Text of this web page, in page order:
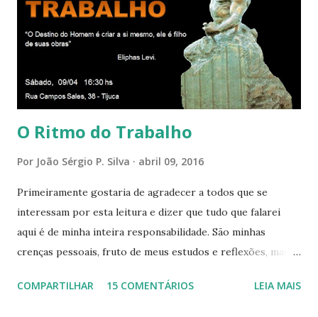
Presença que me envolve inteiramente Afirmo: Há uma só
presença aqui: é a presença da Harmonia, que faz vibrar
todos os corações de Felicidade e Alegria. Quem quer que
aqui entre, sentirá as vibrações da Divina Harmonia. Há uma
só presença aqui: é a...
O Ritmo do Trabalho
Por João Sérgio P. Silva abril 09, 2016
Primeiramente gostaria de agradecer a todos que se
interessam por esta leitura e dizer que tudo que falarei
aqui é de minha inteira responsabilidade. São minhas
crenças pessoais, fruto de meus estudos e reflexões, mas
porque nem mesmo eu as tenho desta forma. Eu vos
COMPARTILHAR 15 COMENTÁRIOS LEIA MAIS